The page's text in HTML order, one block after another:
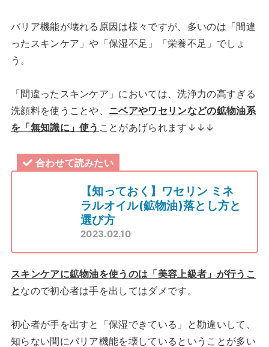
バリア機能が壊れる原因は様々ですが、多いのは「間違
ったスキンケア」や「保湿不足」「栄養不足」でしょ
う。
「間違ったスキンケア」においては、洗浄力の高すぎる
洗顔料を使うことや、 ニベアやワセリンなどの鉱物油系
を「無知識に」使う ことがあげられます↓↓↓
合わせて読みたい
【知っておく】ワセリン ミネ
ラルオイル(鉱物油)落とし方と
選び方
2023.02.10
スキンケアに鉱物油を使うのは「美容上級者」が行うこ
となので初心者は手を出してはダメです。
初心者が手を出すと「保湿できている」と勘違いして、
知らない間にバリア機能を壊しているということが多い